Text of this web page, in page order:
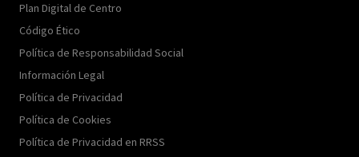
Plan Digital de Centro
Código Ético
Política de Responsabilidad Social
Información Legal
Política de Privacidad
Política de Cookies
Política de Privacidad en RRSS